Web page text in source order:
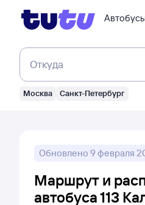
Автобусы
Откуда
Москва Санкт-Петербург
Обновлено 9 февраля
Маршрут и
автобуса 113